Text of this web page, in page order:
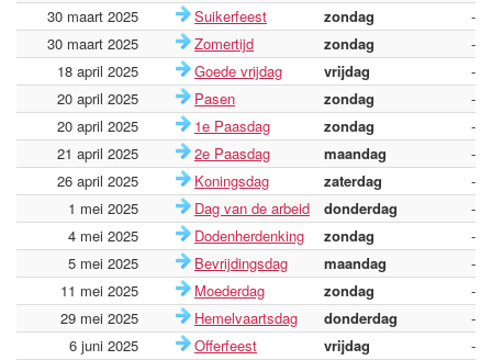
30 maart 2025
Suikerfeest zondag
-
30 maart 2025
Zomertijd zondag
-
18 april 2025
Goede vrijdag vrijdag
-
20 april 2025
Pasen zondag
-
20 april 2025
1e Paasdag zondag
-
21 april 2025
2e Paasdag maandag
-
26 april 2025
Koningsdag zaterdag
-
1 mei 2025
Dag van de arbeid donderdag
-
4 mei 2025
Dodenherdenking zondag
-
5 mei 2025
Bevrijdingsdag maandag
-
11 mei 2025
Moederdag zondag
-
29 mei 2025
Hemelvaartsdag donderdag
-
6 juni 2025
Offerfeest vrijdag
-